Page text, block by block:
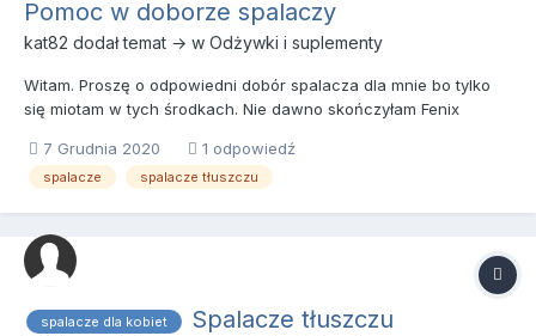
Pomoc w doborze spalaczy
kat82 dodał temat → w Odżywki i suplementy
Witam. Proszę o odpowiedni dobór spalacza dla mnie bo tylko
się miotam w tych środkach. Nie dawno skończyłam Fenix
początku brałam tylko Fenixa pobudzenie maksymalne aż ręce
mi się trzęsły w pracy (ksiegowa) nie mogłam usiedzieć w m...
7 Grudnia 2020 1 odpowiedź
spalacze spalacze tłuszczu
spalacze dla kobiet Spalacze tłuszczu